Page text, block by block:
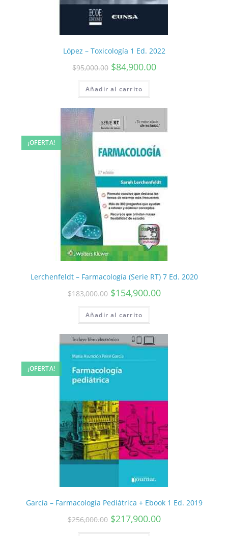
López – Toxicología 1 Ed. 2022
$95,000.00 $84,900.00
Añadir al carrito
¡OFERTA!
Lerchenfeldt – Farmacología (Serie RT) 7 Ed. 2020
$183,000.00 $154,900.00
Añadir al carrito
¡OFERTA!
García – Farmacología Pediátrica + Ebook 1 Ed. 2019
$256,000.00 $217,900.00